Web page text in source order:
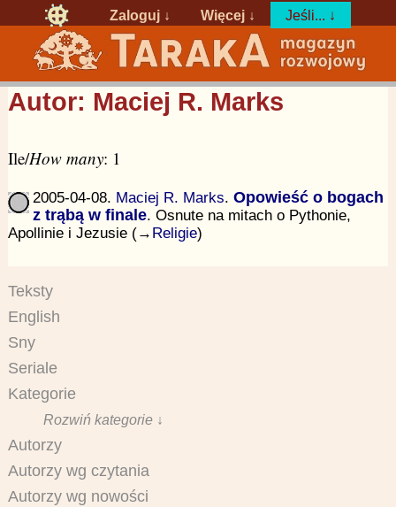
Zaloguj ↓ Więcej ↓ Jeśli... ↓
Autor: Maciej R. Marks
Ile/How many: 1
2005-04-08. Maciej R. Marks. Opowieść o bogach
z trąbą w finale. Osnute na mitach o Pythonie,
Apollinie i Jezusie (→ Religie)
Teksty
English
Sny
Seriale
Kategorie
Rozwiń kategorie ↓
Autorzy
Autorzy wg czytania
Autorzy wg nowości